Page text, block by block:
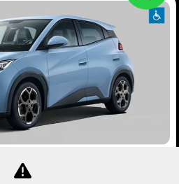
BYD
38 KW ELÉTRICO GL 2027